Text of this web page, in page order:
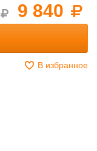
9 840
В избранное